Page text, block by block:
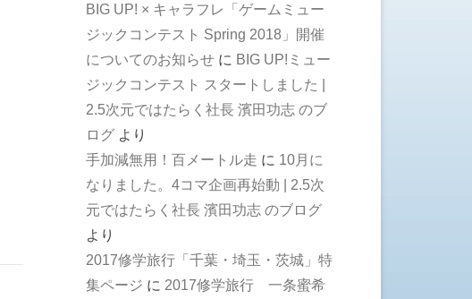
BIG UP! × キャラフレ「ゲームミュー
ジックコンテスト Spring 2018」開催
についてのお知らせ に BIG UP!ミュー
ジックコンテスト スタートしました |
2.5次元ではたらく社長 濱田功志 のブ
ログ より
手加減無用！百メートル走 に 10月に
なりました。4コマ企画再始動 | 2.5次
元ではたらく社長 濱田功志 のブログ
より
2017修学旅行「千葉・埼玉・茨城」特
集ページ に 2017修学旅行 一条蜜希